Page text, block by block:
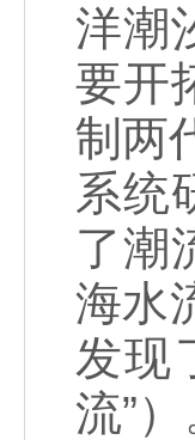
洋潮
要开
制两
系统
了潮
海水
发现
流”